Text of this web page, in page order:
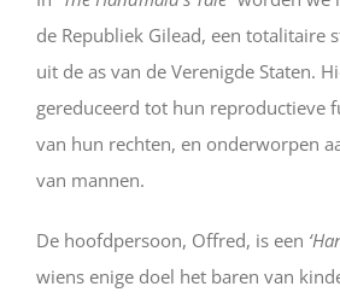
de Republiek Gilead, een totalitaire
uit de as van de Verenigde Staten.
gereduceerd tot hun reproductieve
van hun rechten, en onderworpen
van mannen.
De hoofdpersoon, Offred, is een
wiens enige doel het baren van